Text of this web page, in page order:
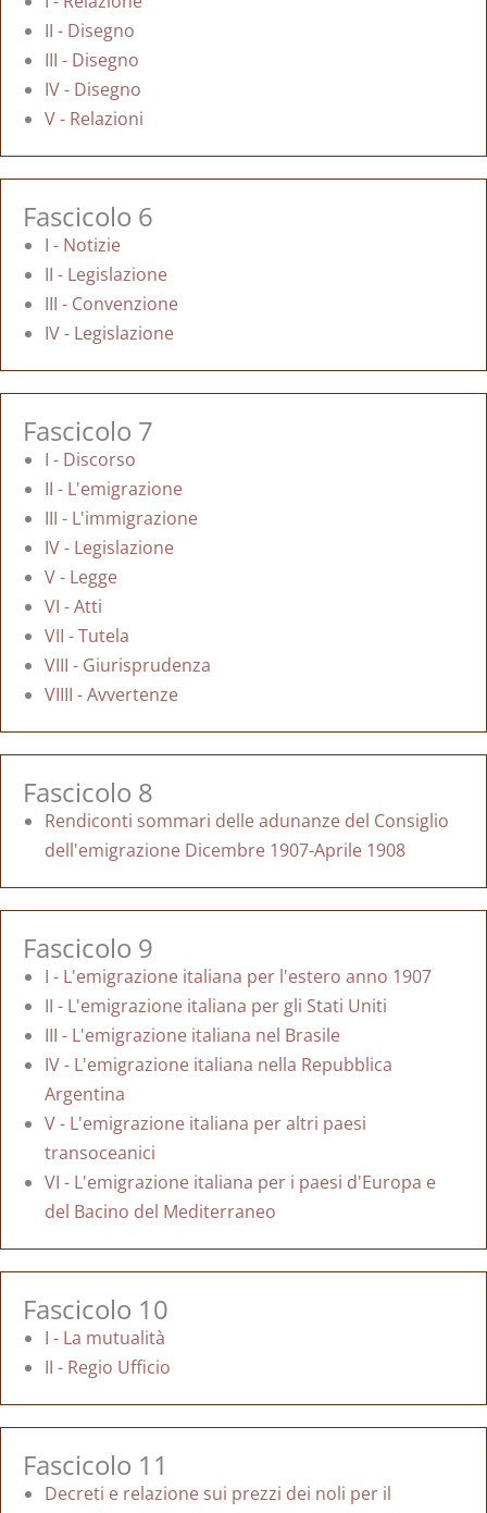
II - Disegno
III - Disegno
IV - Disegno
V - Relazioni
Fascicolo 6
I - Notizie
II - Legislazione
III - Convenzione
IV - Legislazione
Fascicolo 7
I - Discorso
II - L'emigrazione
III - L'immigrazione
IV - Legislazione
V - Legge
VI - Atti
VII - Tutela
VIII - Giurisprudenza
VIIII - Avvertenze
Fascicolo 8
Rendiconti sommari delle adunanze del Consiglio
dell'emigrazione Dicembre 1907-Aprile 1908
Fascicolo 9
I - L'emigrazione italiana per l'estero anno 1907
II - L'emigrazione italiana per gli Stati Uniti
III - L'emigrazione italiana nel Brasile
IV - L'emigrazione italiana nella Repubblica
Argentina
V - L'emigrazione italiana per altri paesi
transoceanici
VI - L'emigrazione italiana per i paesi d'Europa e
del Bacino del Mediterraneo
Fascicolo 10
I - La mutualità
II - Regio Ufficio
Fascicolo 11
Decreti e relazione sui prezzi dei noli per il